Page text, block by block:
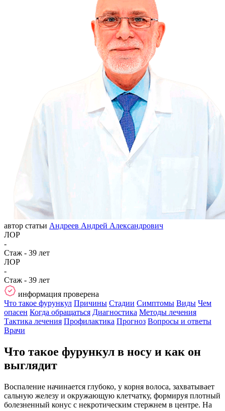
автор статьи Андреев Андрей Александрович
ЛОР
-
Стаж - 39 лет
ЛОР
-
Стаж - 39 лет
информация проверена
Что такое фурункул Причины Стадии Симптомы Виды Чем
опасен Когда обращаться Диагностика Методы лечения
Тактика лечения Профилактика Прогноз Вопросы и ответы
Врачи
Что такое фурункул в носу и как он
выглядит
Воспаление начинается глубоко, у корня волоса, захватывает
сальную железу и окружающую клетчатку, формируя плотный
болезненный конус с некротическим стержнем в центре. На